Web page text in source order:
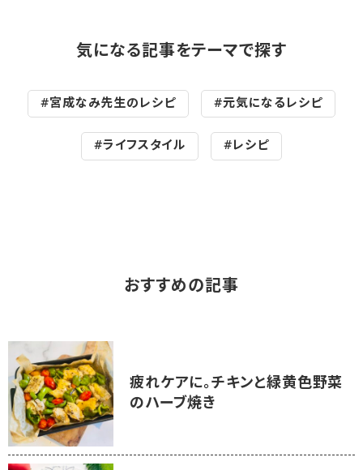
気になる記事をテーマで探す
#宮成なみ先生のレシピ #元気になるレシピ
#ライフスタイル #レシピ
おすすめの記事
疲れケアに。チキンと緑黄色野菜
のハーブ焼き